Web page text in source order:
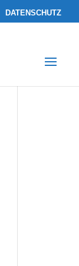
DATENSCHUTZ